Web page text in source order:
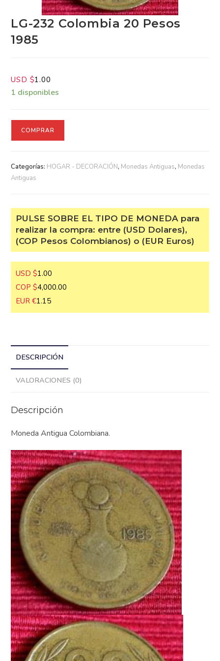
LG-232 Colombia 20 Pesos
1985
USD $1.00
1 disponibles
COMPRAR
Categorías: HOGAR - DECORACIÓN, Monedas Antiguas,
Monedas Antiguas
PULSE SOBRE EL TIPO DE MONEDA
para realizar la compra: entre (USD
Dolares), (COP Pesos Colombianos) o
(EUR Euros)
USD $1.00
COP $4,000.00
EUR €1.15
DESCRIPCIÓN